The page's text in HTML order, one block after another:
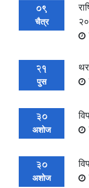
09
चैत्र
21
पुस
30
अशोज
30
अशोज